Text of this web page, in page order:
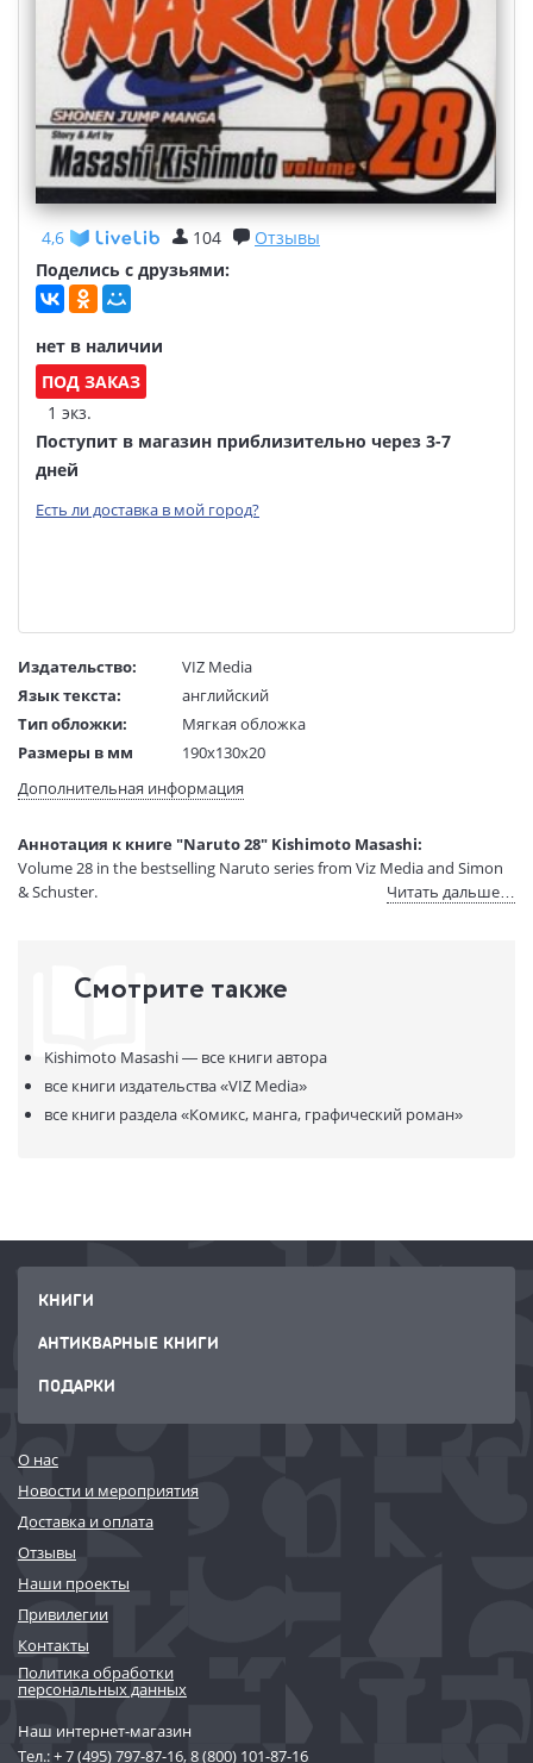
4,6 104
Отзывы
Поделись с друзьями:
нет в наличии
ПОД ЗАКАЗ
1 экз.
Поступит в магазин приблизительно через 3-7
дней
Есть ли доставка в мой город?
Издательство:
VIZ Media
Язык текста:
английский
Тип обложки:
Мягкая обложка
Размеры в мм
190x130x20
Вес:
1 гр.
Код товара:
50026945
Артикул:
Дополнительная информация
Аннотация к книге "Naruto 28" Kishimoto Masashi:
Volume 28 in the bestselling Naruto series from Viz Media and Simon
& Schuster.
Читать дальше…
Смотрите также
Kishimoto Masashi — все книги автора
все книги издательства«VIZ Media»
все книги раздела«Комикс, манга, графический роман»
КНИГИ
АНТИКВАРНЫЕ КНИГИ
ПОДАРКИ
О нас
Новости и мероприятия
Доставка и оплата
Отзывы
Наши проекты
Привилегии
Контакты
Политика обработки
персональных данных
Наш интернет-магазин
Тел.:+ 7 (495) 797-87-16,8 (800) 101-87-16